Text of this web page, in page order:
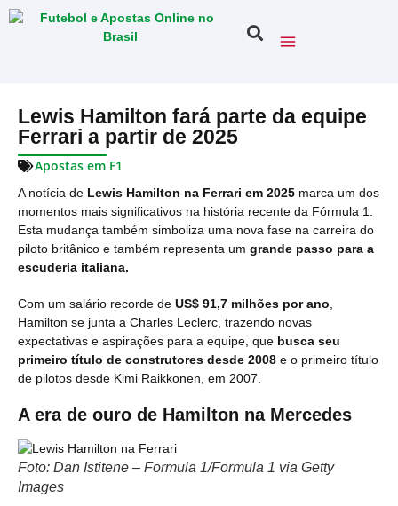
Lewis Hamilton fará parte da equipe
Ferrari a partir de 2025
Apostas em F1
A notícia de Lewis Hamilton na Ferrari em 2025 marca um dos
momentos mais significativos na história recente da Fórmula 1.
Esta mudança também simboliza uma nova fase na carreira do
piloto britânico e também representa um grande passo para a
escuderia italiana.
Com um salário recorde de US$ 91,7 milhões por ano
Hamilton se junta a Charles Leclerc, trazendo novas
expectativas e aspirações para a equipe, que busca seu
primeiro título de construtores desde 2008 e o primeiro título
de pilotos desde Kimi Raikkonen, em 2007.
A era de ouro de Hamilton na Mercedes
Foto: Dan Istitene – Formula 1/Formula 1 via Getty
Images